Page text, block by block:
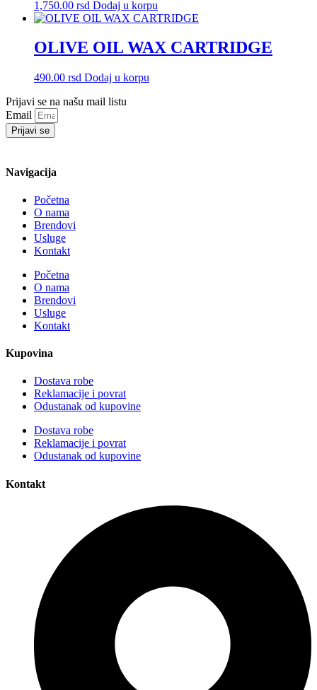
1,750.00 rsd Dodaj u korpu
OLIVE OIL WAX CARTRIDGE
490.00 rsd Dodaj u korpu
Prijavi se na našu mail listu
Email
Prijavi se
Navigacija
Početna
O nama
Brendovi
Usluge
Kontakt
Početna
O nama
Brendovi
Usluge
Kontakt
Kupovina
Dostava robe
Reklamacije i povrat
Odustanak od kupovine
Dostava robe
Reklamacije i povrat
Odustanak od kupovine
Kontakt